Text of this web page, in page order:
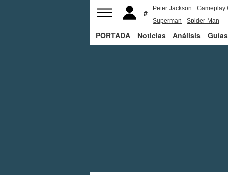
Peter Jackson
Gameplay
Superman
Spider-Man
PORTADA Noticias Análisis Guías